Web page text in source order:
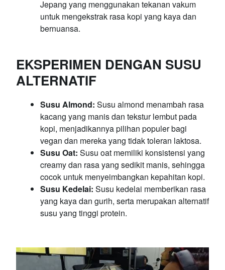
Jepang yang menggunakan tekanan vakum
untuk mengekstrak rasa kopi yang kaya dan
bernuansa.
EKSPERIMEN DENGAN SUSU
ALTERNATIF
Susu Almond: Susu almond menambah rasa
kacang yang manis dan tekstur lembut pada
kopi, menjadikannya pilihan populer bagi
vegan dan mereka yang tidak toleran laktosa.
Susu Oat: Susu oat memiliki konsistensi yang
creamy dan rasa yang sedikit manis, sehingga
cocok untuk menyeimbangkan kepahitan kopi.
Susu Kedelai: Susu kedelai memberikan rasa
yang kaya dan gurih, serta merupakan alternatif
susu yang tinggi protein.